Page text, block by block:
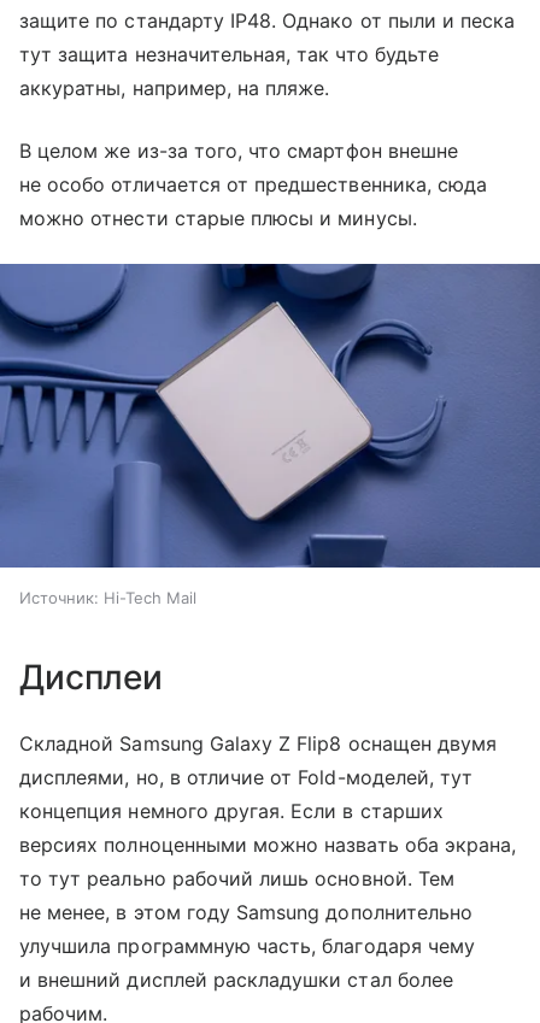
защите по стандарту IP48. Однако от пыли и песка
тут защита незначительная, так что будьте
аккуратны, например, на пляже.
В целом же из-за того, что смартфон внешне
не особо отличается от предшественника, сюда
можно отнести старые плюсы и минусы.
Источник: Hi-Tech Mail
Дисплеи
Складной Samsung Galaxy Z Flip8 оснащен двумя
дисплеями, но, в отличие от Fold-моделей, тут
концепция немного другая. Если в старших
версиях полноценными можно назвать оба экрана,
то тут реально рабочий лишь основной. Тем
не менее, в этом году Samsung дополнительно
улучшила программную часть, благодаря чему
и внешний дисплей раскладушки стал более
рабочим.